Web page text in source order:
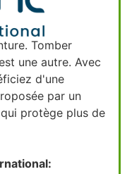
Tomber
une autre. Avec
d'une
par un
protège plus de